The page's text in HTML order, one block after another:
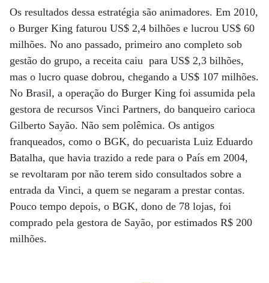
Os resultados dessa estratégia são animadores. Em 2010,
o Burger King faturou US$ 2,4 bilhões e lucrou US$ 60
milhões. No ano passado, primeiro ano completo sob
gestão do grupo, a receita caiu para US$ 2,3 bilhões,
mas o lucro quase dobrou, chegando a US$ 107 milhões.
No Brasil, a operação do Burger King foi assumida pela
gestora de recursos Vinci Partners, do banqueiro carioca
Gilberto Sayão. Não sem polêmica. Os antigos
franqueados, como o BGK, do pecuarista Luiz Eduardo
Batalha, que havia trazido a rede para o País em 2004,
se revoltaram por não terem sido consultados sobre a
entrada da Vinci, a quem se negaram a prestar contas.
Pouco tempo depois, o BGK, dono de 78 lojas, foi
comprado pela gestora de Sayão, por estimados R$ 200
milhões.